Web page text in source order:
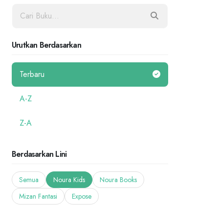
Urutkan Berdasarkan
Terbaru
A-Z
Z-A
Berdasarkan Lini
Semua Noura Kids
Noura Books
Mizan Fantasi
Expose